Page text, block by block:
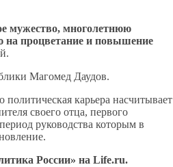
мужество, многолетнюю
на процветание и повышение
Магомед Даудов.
карьера насчитывает
своего отца, первого
руководства которым в
России» на Life.ru.